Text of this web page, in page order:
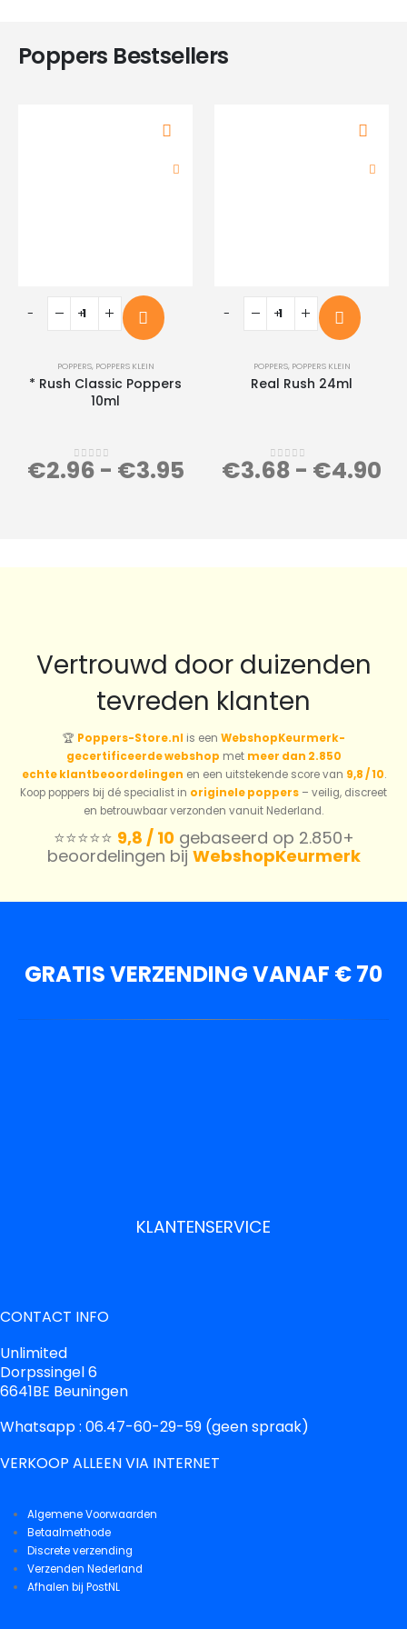
Poppers Bestsellers
POPPERS, POPPERS KLEIN
* Rush Classic Poppers
10ml
0 out of 5
€2.96 - €3.95
POPPERS, POPPERS KLEIN
Real Rush 24ml
0 out of 5
€3.68 - €4.90
- + - +
Vertrouwd door duizenden
tevreden klanten
🏆 Poppers-Store.nl is een WebshopKeurmerk-
gecertificeerde webshop met meer dan 2.850
echte klantbeoordelingen en een uitstekende score van 9,8 / 10.
Koop poppers bij dé specialist in originele poppers – veilig, discreet
en betrouwbaar verzonden vanuit Nederland.
⭐️⭐️⭐️⭐️⭐️ 9,8 / 10gebaseerd op 2.850+
beoordelingen bij WebshopKeurmerk
GRATIS VERZENDING VANAF € 70
KLANTENSERVICE
CONTACT INFO
Unlimited
Dorpssingel 6
6641BE Beuningen
Whatsapp : 06.47-60-29-59 (geen spraak)
VERKOOP ALLEEN VIA INTERNET
Algemene Voorwaarden
Betaalmethode
Discrete verzending
Verzenden Nederland
Afhalen bij PostNL